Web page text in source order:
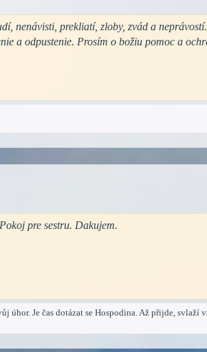
nenávisti, prekliatí, zloby, zvád a
a odpustenie. Prosím o božiu pomoc a
pre sestru. Dakujem.
Je čas dotázat se Hospodina. Až přijde, svlaží